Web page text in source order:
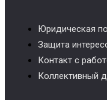
Юридическая
Защита
Контакт с
Коллективный